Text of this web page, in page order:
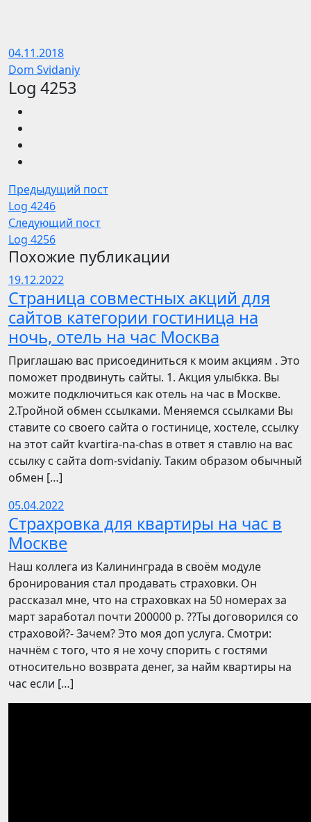
04.11.2018
Dom Svidaniy
Log 4253
Предыдущий пост
Log 4246
Следующий пост
Log 4256
Похожие публикации
19.12.2022
Страница совместных акций для
сайтов категории гостиница на
ночь, отель на час Москва
Приглашаю вас присоединиться к моим акциям . Это
поможет продвинуть сайты. 1. Акция улыбкка. Вы
можите подключиться как отель на час в Москве.
2.Тройной обмен ссылками. Меняемся ссылками Вы
ставите со своего сайта о гостинице, хостеле, ссылку
на этот сайт kvartira-na-chas в ответ я ставлю на вас
ссылку с сайта dom-svidaniy. Таким образом обычный
обмен […]
05.04.2022
Страхровка для квартиры на час в
Москве
Наш коллега из Калининграда в своём модуле
бронирования стал продавать страховки. Он
рассказал мне, что на страховках на 50 номерах за
март заработал почти 200000 р. ??Ты договорился со
страховой?- Зачем? Это моя доп услуга. Смотри:
начнём с того, что я не хочу спорить с гостями
относительно возврата денег, за найм квартиры на
час если […]